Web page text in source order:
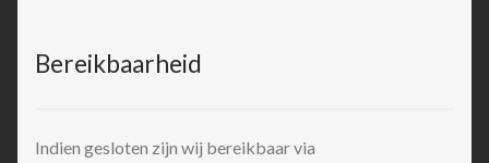
Bereikbaarheid
Indien gesloten zijn wij bereikbaar via